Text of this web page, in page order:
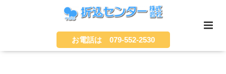
お電話は 079-552-2530